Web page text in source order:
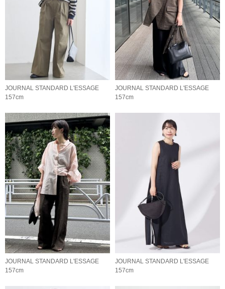
JOURNAL STANDARD L'ESSAGE
157cm
JOURNAL STANDARD L'ESSAGE
157cm
JOURNAL STANDARD L'ESSAGE
157cm
JOURNAL STANDARD L'ESSAGE
157cm